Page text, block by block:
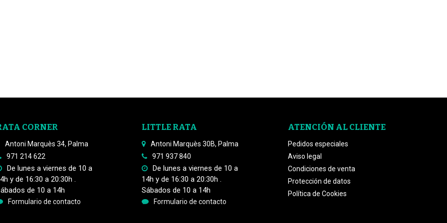
CORNER
Antoni Marquès 34, Palma
971 214 622
De lunes a viernes de 10 a
y de 16:30 a 20:30h .
de 10 a 14h
Formulario de contacto
LITTLE RATA
Antoni Marquès 30B, Palma
971 937 840
De lunes a viernes de 10 a
14h y de 16:30 a 20:30h .
Sábados de 10 a 14h
Formulario de contacto
ATENCIÓN AL CLIENTE
Pedidos especiales
Aviso legal
Condiciones de venta
Protección de datos
Política de Cookies